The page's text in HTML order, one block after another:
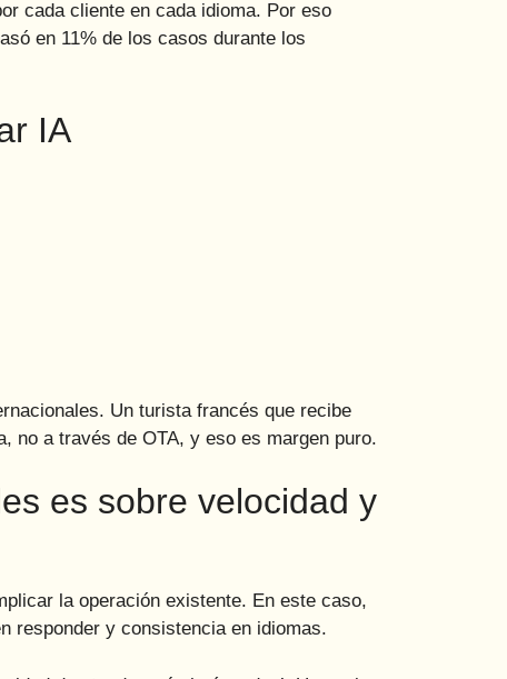
cada cliente en cada idioma. Por eso
en 11% de los casos durante los
IA
Un turista francés que recibe
no a través de OTA, y eso es margen puro.
es sobre velocidad y
la operación existente. En este caso,
responder y consistencia en idiomas.